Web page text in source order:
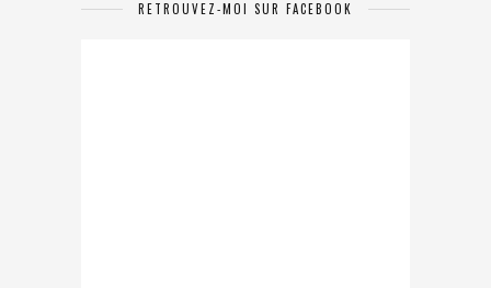
RETROUVEZ-MOI SUR FACEBOOK